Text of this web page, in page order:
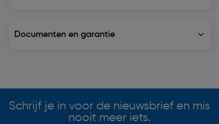
Documenten en garantie
Schrijf je in voor de nieuwsbrief en mis
nooit meer iets.